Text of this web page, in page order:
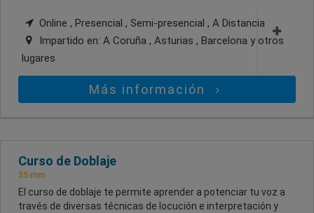
Online , Presencial , Semi-presencial , A Distancia
Impartido en: A Coruña , Asturias , Barcelona y otros
lugares
Más información
Curso de Doblaje
35 mm
El curso de doblaje te permite aprender a potenciar tu voz a
través de diversas técnicas de locución e interpretación y